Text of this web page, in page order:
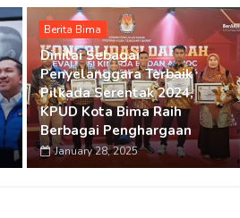
Berita Bima
Dinilai Sebagai
Penyelanggara Terbaik
Pilkada Serentak 2024,
KPUD Kota Bima Raih
Berbagai Penghargaan
January 28, 2025